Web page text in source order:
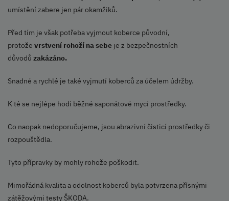
umístění zabere jen pár okamžiků.
Před tím je však potřeba vyjmout koberce původní,
protože vrstvení rohoží na sebe je z bezpečnostních
důvodů zakázáno.
Snadné a rychlé je také vyjmutí koberců za účelem údržby.
K té se nejlépe hodí běžné saponátové mycí prostředky.
Co naopak nedoporučujeme, jsou abrazivní čisticí prostředky či
rozpouštědla.
Tyto přípravky by mohly rohože poškodit.
Mimořádná kvalita a odolnost koberců byla potvrzena přísnými
zátěžovými testy ŠKODA.